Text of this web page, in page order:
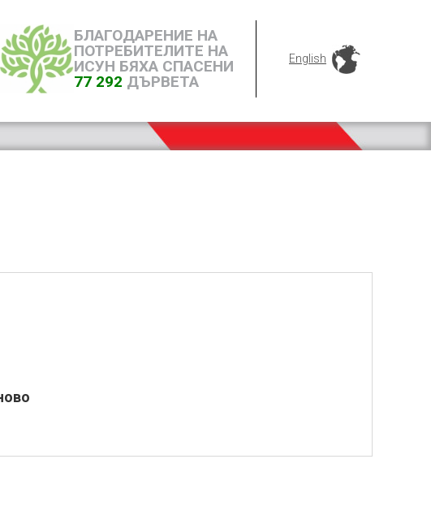
БЛАГОДАРЕНИЕ НА
ПОТРЕБИТЕЛИТЕ НА
ИСУН БЯХА СПАСЕНИ
77 292 ДЪРВЕТА
English